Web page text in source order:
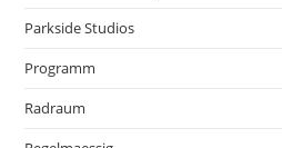
Parkside Studios
Programm
Radraum